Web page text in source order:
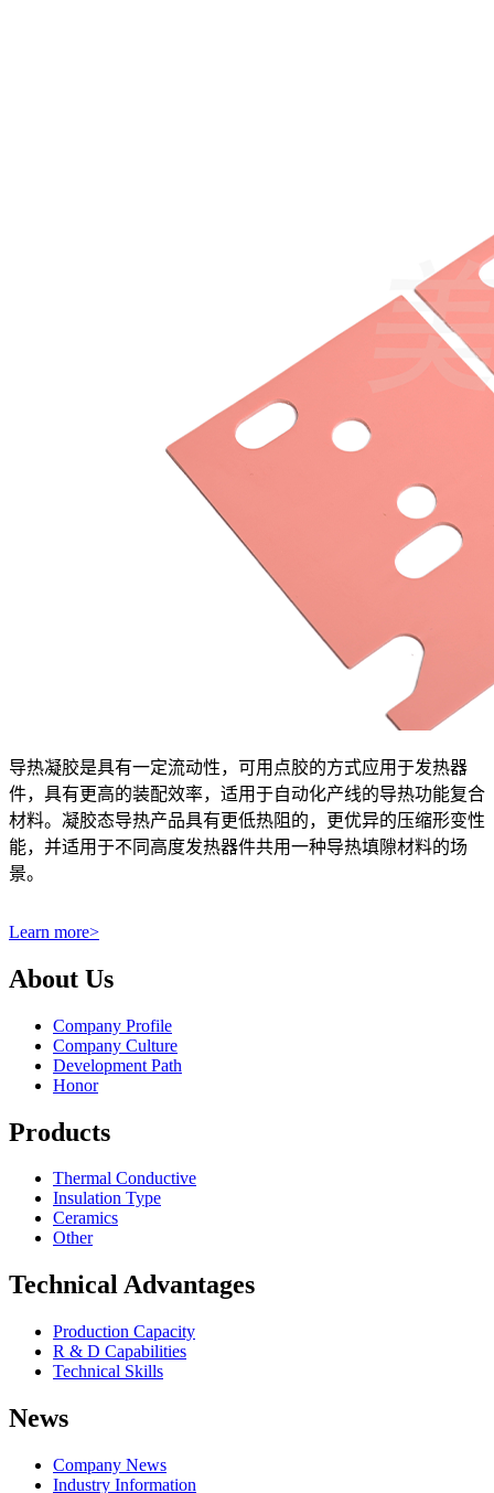
导热凝胶是具有一定流动性，可用点胶的方式应用于发热器
件，具有更高的装配效率，适用于自动化产线的导热功能复合
材料。凝胶态导热产品具有更低热阻的，更优异的压缩形变性
能，并适用于不同高度发热器件共用一种导热填隙材料的场
景。
Learn more>
About Us
Company Profile
Company Culture
Development Path
Honor
Products
Thermal Conductive
Insulation Type
Ceramics
Other
Technical Advantages
Production Capacity
R & D Capabilities
Technical Skills
News
Company News
Industry Information